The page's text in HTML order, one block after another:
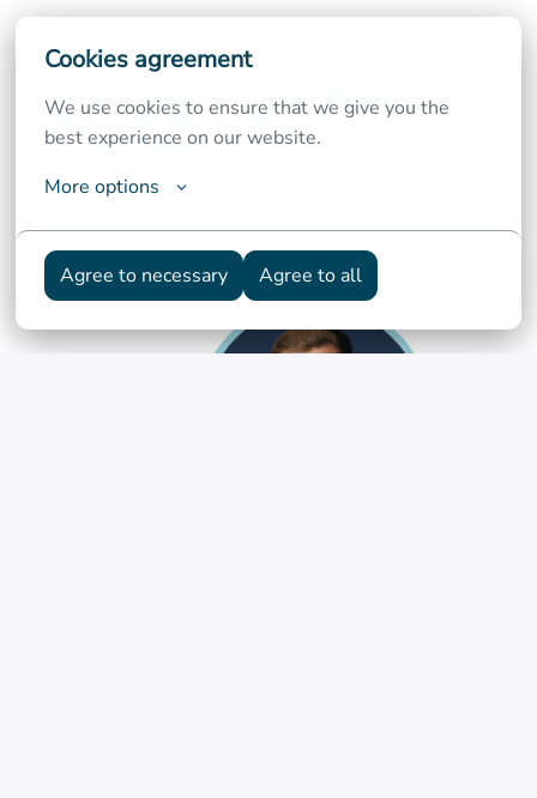
Cookies agreement
We use cookies to ensure that we give you the
best experience on our website.
More options
Agree to necessary Agree to all
Signataire de la Charte de la Diversité, ce poste est
de genre, d’âge, de handicap, de religion ou
d’orientation sexuelle.
#NSILuxembourgPSF